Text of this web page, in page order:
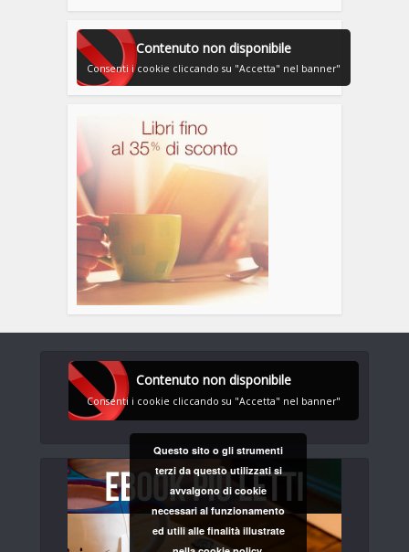
Contenuto non disponibile
Consenti i cookie cliccando su "Accetta" nel banner"
Contenuto non disponibile
Consenti i cookie cliccando su "Accetta" nel banner"
Questo sito o gli strumenti
terzi da questo utilizzati si
avvalgono di cookie
necessari al funzionamento
ed utili alle finalità illustrate